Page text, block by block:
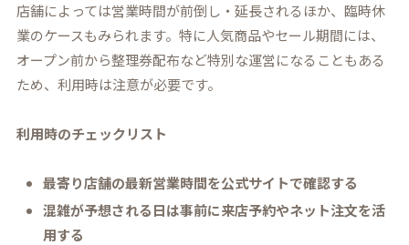
店舗によっては営業時間が前倒し・延長されるほか、臨時休
業のケースもみられます。特に人気商品やセール期間には、
オープン前から整理券配布など特別な運営になることもある
ため、利用時は注意が必要です。
利用時のチェックリスト
最寄り店舗の最新営業時間を公式サイトで確認する
混雑が予想される日は事前に来店予約やネット注文を活
用する